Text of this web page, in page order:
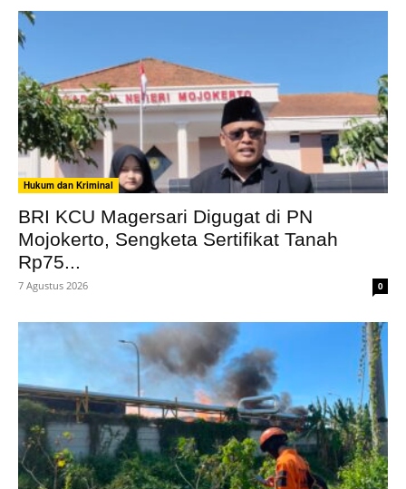
Hukum dan Kriminal
BRI KCU Magersari Digugat di PN
Mojokerto, Sengketa Sertifikat Tanah
Rp75...
7 Agustus 2026 0